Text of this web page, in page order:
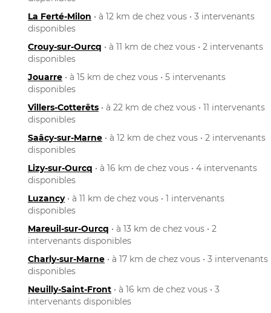
La Ferté-Milon • à 12 km de chez vous • 3 intervenants
disponibles
Crouy-sur-Ourcq • à 11 km de chez vous • 2 intervenants
disponibles
Jouarre • à 15 km de chez vous • 5 intervenants
disponibles
Villers-Cotterêts • à 22 km de chez vous • 11 intervenants
disponibles
Saâcy-sur-Marne • à 12 km de chez vous • 2 intervenants
disponibles
Lizy-sur-Ourcq • à 16 km de chez vous • 4 intervenants
disponibles
Luzancy• à 11 km de chez vous • 1 intervenants
disponibles
Mareuil-sur-Ourcq • à 13 km de chez vous • 2
intervenants disponibles
Charly-sur-Marne • à 17 km de chez vous • 3 intervenants
disponibles
Neuilly-Saint-Front • à 16 km de chez vous • 3
intervenants disponibles